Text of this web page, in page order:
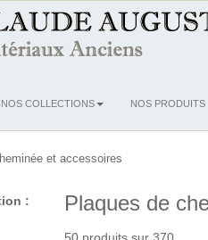
NOS COLLECTIONS NOS PRODUITS
et accessoires
: Plaques de